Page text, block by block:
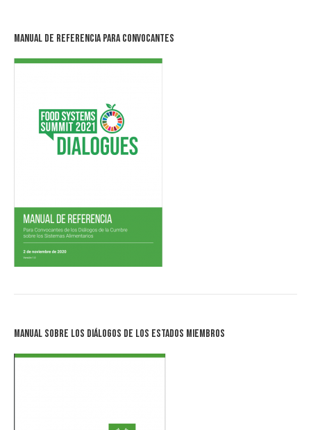
Manual de Referencia para Convocantes
Manual sobre los Diálogos de los Estados Miembros